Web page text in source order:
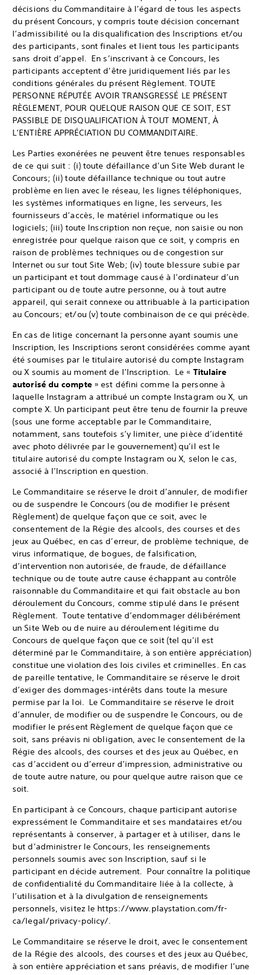
décisions du Commanditaire à l’égard de tous les aspects
du présent Concours, y compris toute décision concernant
l’admissibilité ou la disqualification des Inscriptions et/ou
des participants, sont finales et lient tous les participants
sans droit d’appel. En s’inscrivant à ce Concours, les
participants acceptent d’être juridiquement liés par les
conditions générales du présent Règlement. TOUTE
PERSONNE RÉPUTÉE AVOIR TRANSGRESSÉ LE PRÉSENT
RÈGLEMENT, POUR QUELQUE RAISON QUE CE SOIT, EST
PASSIBLE DE DISQUALIFICATION À TOUT MOMENT, À
L’ENTIÈRE APPRÉCIATION DU COMMANDITAIRE.
Les Parties exonérées ne peuvent être tenues responsables
de ce qui suit : (i) toute défaillance d’un Site Web durant le
Concours; (ii) toute défaillance technique ou tout autre
problème en lien avec le réseau, les lignes téléphoniques,
les systèmes informatiques en ligne, les serveurs, les
fournisseurs d’accès, le matériel informatique ou les
logiciels; (iii) toute Inscription non reçue, non saisie ou non
enregistrée pour quelque raison que ce soit, y compris en
raison de problèmes techniques ou de congestion sur
Internet ou sur tout Site Web; (iv) toute blessure subie par
un participant et tout dommage causé à l’ordinateur d’un
participant ou de toute autre personne, ou à tout autre
appareil, qui serait connexe ou attribuable à la participation
au Concours; et/ou (v) toute combinaison de ce qui précède.
En cas de litige concernant la personne ayant soumis une
Inscription, les Inscriptions seront considérées comme ayant
été soumises par le titulaire autorisé du compte Instagram
ou X soumis au moment de l’Inscription. Le « Titulaire
autorisé du compte» est défini comme la personne à
laquelle Instagram a attribué un compte Instagram ou X, un
compte X. Un participant peut être tenu de fournir la preuve
(sous une forme acceptable par le Commanditaire,
notamment, sans toutefois s’y limiter, une pièce d’identité
avec photo délivrée par le gouvernement) qu’il est le
titulaire autorisé du compte Instagram ou X, selon le cas,
associé à l’Inscription en question.
Le Commanditaire se réserve le droit d’annuler, de modifier
ou de suspendre le Concours (ou de modifier le présent
Règlement) de quelque façon que ce soit, avec le
consentement de la Régie des alcools, des courses et des
jeux au Québec, en cas d’erreur, de problème technique, de
virus informatique, de bogues, de falsification,
d’intervention non autorisée, de fraude, de défaillance
technique ou de toute autre cause échappant au contrôle
raisonnable du Commanditaire et qui fait obstacle au bon
déroulement du Concours, comme stipulé dans le présent
Règlement. Toute tentative d’endommager délibérément
un Site Web ou de nuire au déroulement légitime du
Concours de quelque façon que ce soit (tel qu’il est
déterminé par le Commanditaire, à son entière appréciation)
constitue une violation des lois civiles et criminelles. En cas
de pareille tentative, le Commanditaire se réserve le droit
d’exiger des dommages-intérêts dans toute la mesure
permise par la loi. Le Commanditaire se réserve le droit
d’annuler, de modifier ou de suspendre le Concours, ou de
modifier le présent Règlement de quelque façon que ce
soit, sans préavis ni obligation, avec le consentement de la
Régie des alcools, des courses et des jeux au Québec, en
cas d’accident ou d’erreur d’impression, administrative ou
de toute autre nature, ou pour quelque autre raison que ce
soit.
En participant à ce Concours, chaque participant autorise
expressément le Commanditaire et ses mandataires et/ou
représentants à conserver, à partager et à utiliser, dans le
but d’administrer le Concours, les renseignements
personnels soumis avec son Inscription, sauf si le
participant en décide autrement. Pour connaître la politique
de confidentialité du Commanditaire liée à la collecte, à
l’utilisation et à la divulgation de renseignements
personnels, visitez le https://www.playstation.com/fr-
ca/legal/privacy-policy/.
Le Commanditaire se réserve le droit, avec le consentement
de la Régie des alcools, des courses et des jeux au Québec,
à son entière appréciation et sans préavis, de modifier l’une